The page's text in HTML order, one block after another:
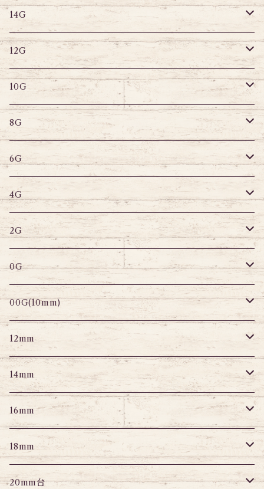
14G
12G
10G
8G
6G
ストレートバーベル
デザインバーベル
ラブレット
バナナバーベル
鼻ピアス
キャプティブリング
ストレートバーベル
デザインバーベル
ラブレット
バナナバーベル
へそピアス
サーキュラー
スパイラル
変形ピアス
セグメントリング
ニップルピアス
スクランパー
フェイクプラグ
パーツ
14G
キャプティブリング
ストレートバーベル
デザインバーベル
ラブレット
バナナバーベル
へそピアス
サーキュラー
スパイラル
セグメント
変形ピアス
ニップルピアス
パーツ
12G
キャプティブリング
ストレートバーベル
ラブレット
バナナバーベル
セグメントリング
サーキュラーバーベル
パーツ
10G
キャプティブリング
ストレートバーベル
ラブレット
バナナバーベル
セグメントリング
プラグ
パーツ
8G
キャプティブリング
ストレートバーベル
ラブレット
セグメントリング
プラグ
トンネル
アイレット
エキスパンダー
パーツ
6G
キャプティブリング
ストレートバーベル
トンネル
プラグ
アイレット
エキスパンダー
パーツ
4G
キャプティブリング
ストレートバーベル
サーキュラー
トンネル
プラグ
アイレット
エキスパンダー
パーツ
2G
トンネル
プラグ
アイレット
エキスパンダー
パーツ
0G
トンネル
プラグ
アイレット
エキスパンダー
パーツ
00G(10mm)
トンネル
プラグ
アイレット
エキスパンダー
パーツ
12mm
トンネル
プラグ
アイレット
エキスパンダー
14mm
トンネル
プラグ
アイレット
16mm
トンネル
プラグ
18mm
トンネル
20mm台